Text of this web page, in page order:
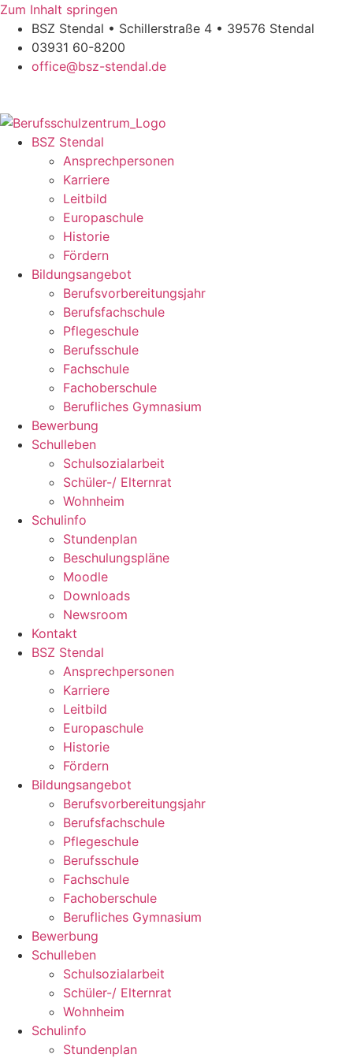
Zum Inhalt springen
BSZ Stendal • Schillerstraße 4 • 39576 Stendal
03931 60-8200
office@bsz-stendal.de
BSZ Stendal
Ansprechpersonen
Karriere
Leitbild
Europaschule
Historie
Fördern
Bildungsangebot
Berufsvorbereitungsjahr
Berufsfachschule
Pflegeschule
Berufsschule
Fachschule
Fachoberschule
Berufliches Gymnasium
Bewerbung
Schulleben
Schulsozialarbeit
Schüler-/ Elternrat
Wohnheim
Schulinfo
Stundenplan
Beschulungspläne
Moodle
Downloads
Newsroom
Kontakt
BSZ Stendal
Ansprechpersonen
Karriere
Leitbild
Europaschule
Historie
Fördern
Bildungsangebot
Berufsvorbereitungsjahr
Berufsfachschule
Pflegeschule
Berufsschule
Fachschule
Fachoberschule
Berufliches Gymnasium
Bewerbung
Schulleben
Schulsozialarbeit
Schüler-/ Elternrat
Wohnheim
Schulinfo
Stundenplan